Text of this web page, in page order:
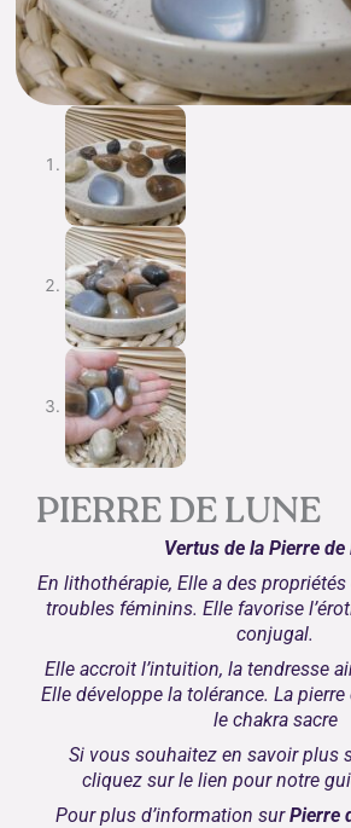
PIERRE DE LUNE
Vertus de la Pierre de
En lithothérapie, Elle a des
troubles féminins. Elle favorise
conjugal.
Elle accroit l’intuition, la tendresse
Elle développe la tolérance. La
le chakra sacre
Si vous souhaitez en savoir plus
cliquez sur le lien pour notre
Pour plus d’information surPierre